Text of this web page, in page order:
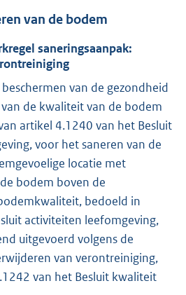
van de bodem
saneringsaanpak:
van de gezondheid
de kwaliteit van de bodem
artikel 4.1240 van het Besluit
voor het saneren van de
locatie met
bodem boven de
bedoeld in
activiteiten leefomgeving,
uitgevoerd volgens de
van verontreiniging,
van het Besluit kwaliteit